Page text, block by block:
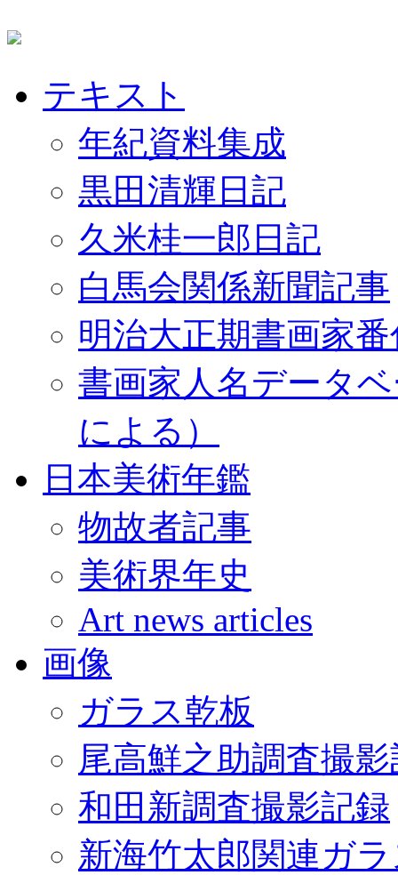
テキスト
年紀資料集成
黒田清輝日記
久米桂一郎日記
白馬会関係新聞記事
明治大正期書画家
書画家人名データ
による）
日本美術年鑑
物故者記事
美術界年史
Art news articles
画像
ガラス乾板
尾高鮮之助調査撮
和田新調査撮影記録
新海竹太郎関連ガ